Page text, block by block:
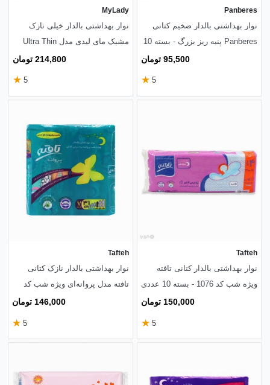
Panberes
نوار بهداشتی بالدار ضخیم کتانی
Panberes پنبه ریز بزرگ - بسته 10
95,500 تومان
5
★
MyLady
نوار بهداشتی بالدار خیلی نازک
مشبک مای لیدی مدل Ultra Thin
214,800 تومان
5
★
Tafteh
نوار بهداشتی بالدار کتانی تافته
ویژه شب کد 1076 - بسته 10 عددی
150,000 تومان
5
★
Tafteh
نوار بهداشتی بالدار نازک کتانی
تافته مدل پروانه‌ای ویژه شب کد
146,000 تومان
5
★